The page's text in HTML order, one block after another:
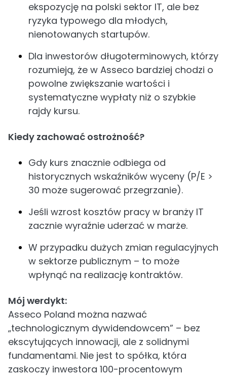
ekspozycję na polski sektor IT, ale bez
ryzyka typowego dla młodych,
nienotowanych startupów.
Dla inwestorów długoterminowych, którzy
rozumieją, że w Asseco bardziej chodzi o
powolne zwiększanie wartości i
systematyczne wypłaty niż o szybkie
rajdy kursu.
Kiedy zachować ostrożność?
Gdy kurs znacznie odbiega od
historycznych wskaźników wyceny (P/E >
30 może sugerować przegrzanie).
Jeśli wzrost kosztów pracy w branży IT
zacznie wyraźnie uderzać w marże.
W przypadku dużych zmian regulacyjnych
w sektorze publicznym – to może
wpłynąć na realizację kontraktów.
Mój werdykt:
Asseco Poland można nazwać
„technologicznym dywidendowcem” – bez
ekscytujących innowacji, ale z solidnymi
fundamentami. Nie jest to spółka, która
zaskoczy inwestora 100-procentowym